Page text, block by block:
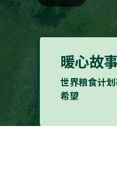
暖心故
世界粮食计
希望